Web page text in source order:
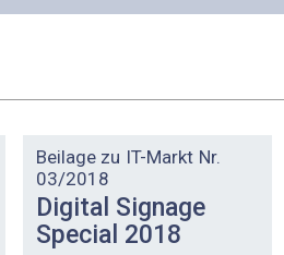
Beilage zu IT-Markt Nr.
03/2018
Digital Signage
Special 2018